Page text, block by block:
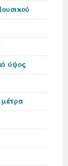
ύψος
μέτρα